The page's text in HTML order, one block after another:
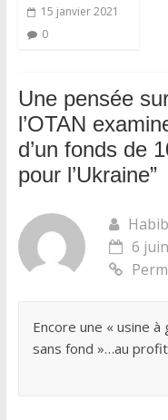
15 janvier 2021
0
Une pensée
l’OTAN
d’un fonds de
pour l’Ukraine”
6
Encore une « usine à
sans fond »…au